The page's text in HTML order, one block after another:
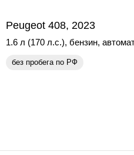
Peugeot 408, 2023
1.6 л (170 л.с.), бензин, автомат
без пробега по РФ